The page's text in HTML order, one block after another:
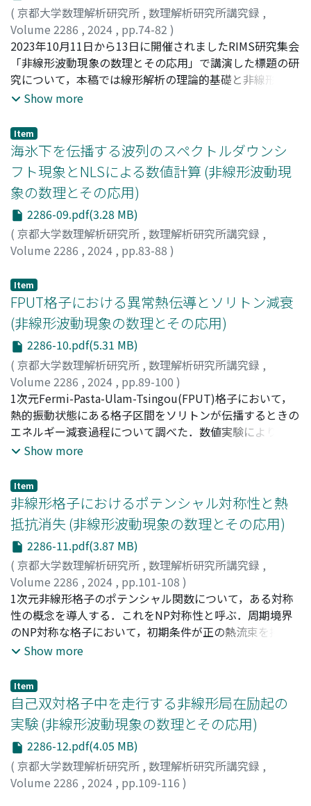
( 京都大学数理解析研究所 , 数理解析研究所講究録 ,
Volume 2286 , 2024 , pp.74-82 )
大貫, 陽平;Onuki, Yohei
2023年10月11日から13日に開催されましたRIMS研究集会
「非線形波動現象の数理とその応用」で講演した標題の研
究について，本稿では線形解析の理論的基礎と非線形計算
の技法をまとめます．シミュレーションの具体的な結果
Show more
Item
海氷下を伝播する波列のスペクトルダウンシ
フト現象とNLSによる数値計算 (非線形波動現
象の数理とその応用)
2286-09.pdf(3.28 MB)
( 京都大学数理解析研究所 , 数理解析研究所講究録 ,
Volume 2286 , 2024 , pp.83-88 )
Item
FPUT格子における異常熱伝導とソリトン減衰
(非線形波動現象の数理とその応用)
2286-10.pdf(5.31 MB)
( 京都大学数理解析研究所 , 数理解析研究所講究録 ,
Volume 2286 , 2024 , pp.89-100 )
高津, 昌希;吉村, 和之;Takatsu, Masaki;Yoshimura,
Kazuyuki
1次元Fermi-Pasta-Ulam-Tsingou(FPUT)格子において，
熱的振動状態にある格子区間をソリトンが伝播するときの
エネルギー減衰過程について調べた．数値実験により，ソ
リトンのエネルギー減衰率について，冪乗則∆E/Eᵢₙ ∝ Eᵢₙᶜ
のエネルギー，∆Eは区間前後のエネルギー変化量，
c≃1.62は定数である．さらに，この冪乗則に基づき，ソ
リトン減衰過程を記述する理論を構築した．また，1次元
FPUT格子は異常熱伝導を示し，熱伝導率kと格子サイズN
の間に冪乗則k∝[α]N, α≃0.4が成り立つことが知られてい
る．上述のソリトン減衰理論より，異常熱伝導の冪乗測
k∝[α]N，および，指数の値α≃0.4を導けることを示す．
Show more
Item
非線形格子におけるポテンシャル対称性と熱
抵抗消失 (非線形波動現象の数理とその応用)
2286-11.pdf(3.87 MB)
( 京都大学数理解析研究所 , 数理解析研究所講究録 ,
Volume 2286 , 2024 , pp.101-108 )
吉村, 和之;土井, 祐介;北村, 智哉;Yoshimura, Kazuyuki;
Doi, Yusuke;Kitamura, Tomoya
1次元非線形格子のポテンシャル関数について，ある対称
性の概念を導人する．これをNP対称性と呼ぶ．周期境界
のNP対称な格子において，初期条件が正の熱流束を持
ち，かつ，一定の条件を満たすとき，ε₀ > 0が存在して，
立つことを示す．これは，J[H]の区間長Tでの時間平均が
T→∞)の極限でゼロに収束しない事を意味し，初期条件に
対する一定の制限下ではあるが，NP対称格子で熱抵抗が
消失することを示す．
Show more
Item
自己双対格子中を走行する非線形局在励起の
実験 (非線形波動現象の数理とその応用)
2286-12.pdf(4.05 MB)
( 京都大学数理解析研究所 , 数理解析研究所講究録 ,
Volume 2286 , 2024 , pp.109-116 )